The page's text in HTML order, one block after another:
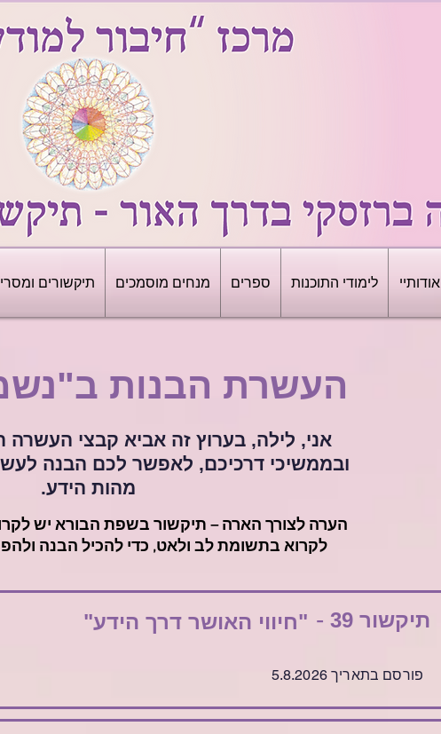
אודותיי לימודי התוכנות ספרים מנחים מוסמכים תיקשורים
העשרת הבנות
אני, לילה, בערוץ זה אביא קבצי העשרה
ובממשיכי דרכיכם, לאפשר לכם הבנה
מהות הידע.
"חיווי האושר דרך הידע" - תיקשור 39
פורסם בתאריך 5.8.2026
הערה לצורך הארה – תיקשור בשפת הבורא יש
לקרוא בתשומת לב ולאט, כדי להכיל הבנה